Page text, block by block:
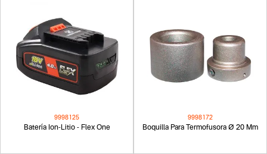
9998125
Batería Ion-Litio - Flex One
9998172
Boquilla Para Termofusora Ø 20 Mm